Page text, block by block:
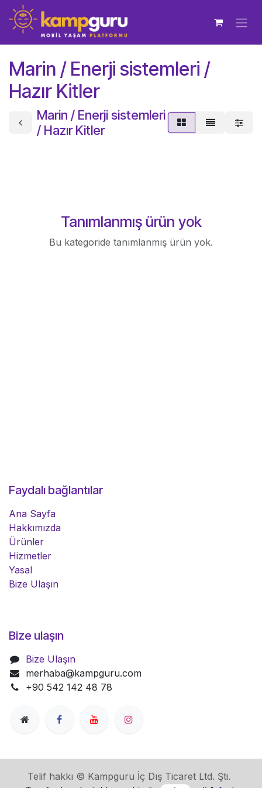
İçereği Atla
Marin / Enerji sistemleri /
Hazır Kitler
Marin / Enerji sistemleri
/ Hazır Kitler
Tanımlanmış ürün yok
Bu kategoride tanımlanmış ürün yok.
Faydalı bağlantılar
Ana Sayfa
Hakkımızda
Ürünler
Hizmetler
Yasal
Bize Ulaşın
Bize ulaşın
Bize Ulaşın
merhaba@kampguru.com
+90 542 142 48 78
Telif hakkı © Kampguru İç Dış Ticaret Ltd. Şti.